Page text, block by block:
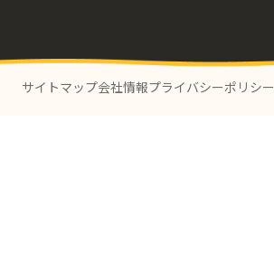
サイトマップ会社情報プライバシーポリシー